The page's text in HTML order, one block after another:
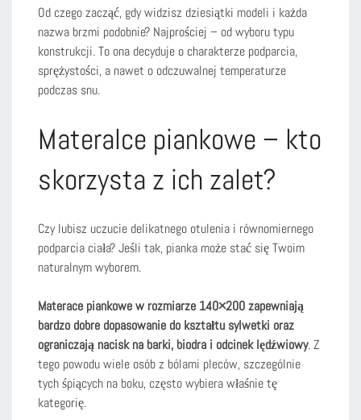
Od czego zacząć, gdy widzisz dziesiątki modeli i każda
nazwa brzmi podobnie? Najprościej – od wyboru typu
konstrukcji. To ona decyduje o charakterze podparcia,
sprężystości, a nawet o odczuwalnej temperaturze
podczas snu.
Materalce piankowe – kto
skorzysta z ich zalet?
Czy lubisz uczucie delikatnego otulenia i równomiernego
podparcia ciała? Jeśli tak, pianka może stać się Twoim
naturalnym wyborem.
Materace piankowe w rozmiarze 140×200 zapewniają
bardzo dobre dopasowanie do kształtu sylwetki oraz
ograniczają nacisk na barki, biodra i odcinek lędźwiowy. Z
tego powodu wiele osób z bólami pleców, szczególnie
tych śpiących na boku, często wybiera właśnie tę
kategorię.